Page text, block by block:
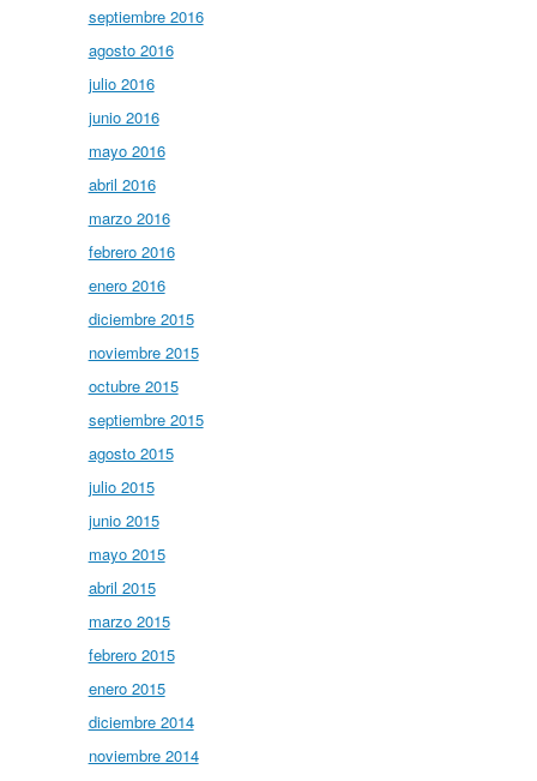
septiembre 2016
agosto 2016
julio 2016
junio 2016
mayo 2016
abril 2016
marzo 2016
febrero 2016
enero 2016
diciembre 2015
noviembre 2015
octubre 2015
septiembre 2015
agosto 2015
julio 2015
junio 2015
mayo 2015
abril 2015
marzo 2015
febrero 2015
enero 2015
diciembre 2014
noviembre 2014